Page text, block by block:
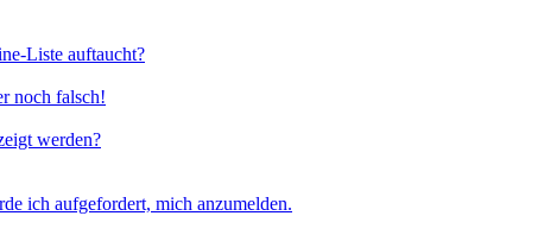
Liste auftaucht?
noch falsch!
werden?
ich aufgefordert, mich anzumelden.